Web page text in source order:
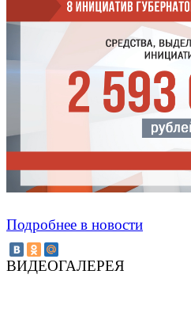
Подробнее в новости
ВИДЕОГАЛЕРЕЯ